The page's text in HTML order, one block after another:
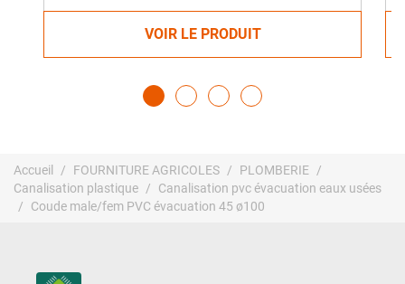
VOIR LE PRODUIT
Accueil FOURNITURE AGRICOLES
PLOMBERIE
Canalisation plastique
Canalisation pvc évacuation eaux usées
Coude male/fem PVC évacuation 45 ø100